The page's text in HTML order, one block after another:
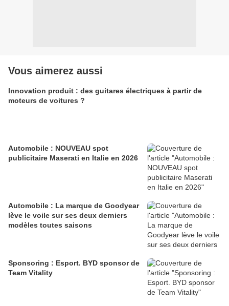
Vous aimerez aussi
Innovation produit : des guitares électriques à partir de
moteurs de voitures ?
Automobile : NOUVEAU spot
publicitaire Maserati en Italie en 2026
Automobile : La marque de Goodyear
lève le voile sur ses deux derniers
modèles toutes saisons
Sponsoring : Esport. BYD sponsor de
Team Vitality